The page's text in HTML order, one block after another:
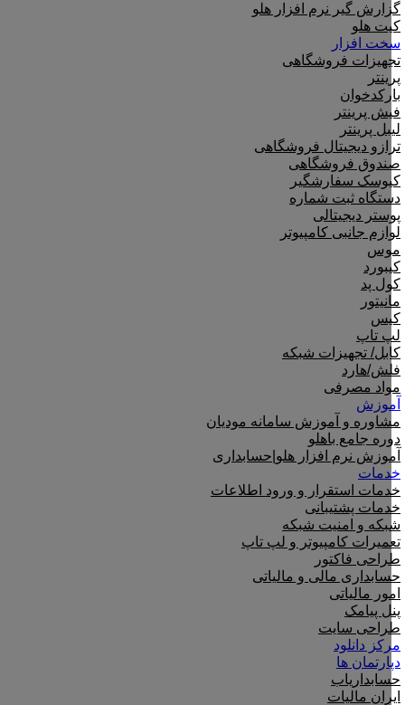
گزارش گیر نرم افزار هلو
کیت هلو
سخت افزار
تجهیزات فروشگاهی
پرینتر
بارکدخوان
فیش پرینتر
لیبل پرینتر
ترازو دیجیتال فروشگاهی
صندوق فروشگاهی
کیوسک سفارشگیر
دستگاه ثبت شماره
پوستر دیجیتالی
لوازم جانبی کامپیوتر
موس
کیبورد
کول پد
مانیتور
کیس
لپ تاپ
کابل/ تجهیزات شبکه
فلش/هارد
مواد مصرفی
آموزش
مشاوره و آموزش سامانه مودیان
دوره جامع باهلو
آموزش نرم افزار هلو|حسابداری
خدمات
خدمات استقرار و ورود اطلاعات
خدمات پشتیبانی
شبکه و امنیت شبکه
تعمیرات کامپیوتر و لپ تاپ
طراحی فاکتور
حسابداری مالی و مالیاتی
امور مالیاتی
پنل پیامک
طراحی سایت
مرکز دانلود
دپارتمان ها
حسابداریاب
ایران مالیات